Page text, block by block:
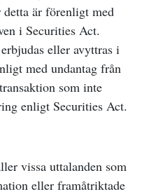
är förenligt med
i Securities Act.
eller avyttras i
med undantag från
som inte
enligt Securities Act.
vissa uttalanden som
eller framåtriktade